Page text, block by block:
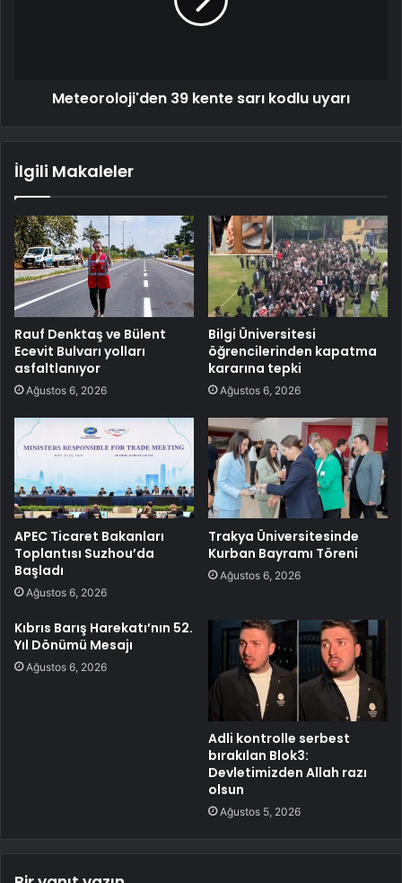
Meteoroloji'den 39 kente sarı kodlu uyarı
İlgili Makaleler
Rauf Denktaş ve Bülent
Ecevit Bulvarı yolları
asfaltlanıyor
Ağustos 6, 2026
Bilgi Üniversitesi
öğrencilerinden kapatma
kararına tepki
Ağustos 6, 2026
APEC Ticaret Bakanları
Toplantısı Suzhou’da
Başladı
Ağustos 6, 2026
Trakya Üniversitesinde
Kurban Bayramı Töreni
Ağustos 6, 2026
Kıbrıs Barış Harekatı’nın 52.
Yıl Dönümü Mesajı
Ağustos 6, 2026
Adli kontrolle serbest
bırakılan Blok3:
Devletimizden Allah razı
olsun
Ağustos 5, 2026